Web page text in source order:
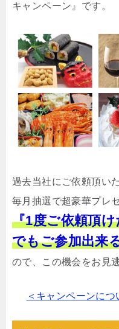
キャンペーン』です。
過去当社にご依頼頂い
毎月抽選で超豪華プレ
『1度ご依頼頂
でもご参加出来
ので、この機会をお見
＜キャンペーンに